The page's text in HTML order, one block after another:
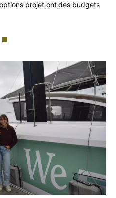
projet ont des budgets